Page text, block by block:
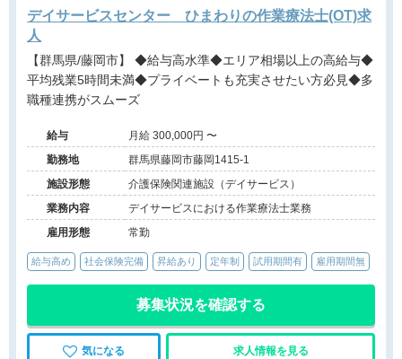
デイサービスセンター ひまわりの作業療法士(OT)求
人
【群馬県/藤岡市】 ◆給与高水準◆エリア相場以上の高給与◆
平均残業5時間未満◆プライベートも充実させたい方必見◆多
職種連携がスムーズ
給与
月給 300,000円 〜
勤務地
群馬県藤岡市藤岡1415-1
施設形態
介護保険関連施設（デイサービス）
業務内容
デイサービスにおける作業療法士業務
雇用形態
常勤
給与高め 社会保険完備 昇給あり 定年制 試用期間有 雇用期間無
募集状況を確認する
気になる 求人情報を見る